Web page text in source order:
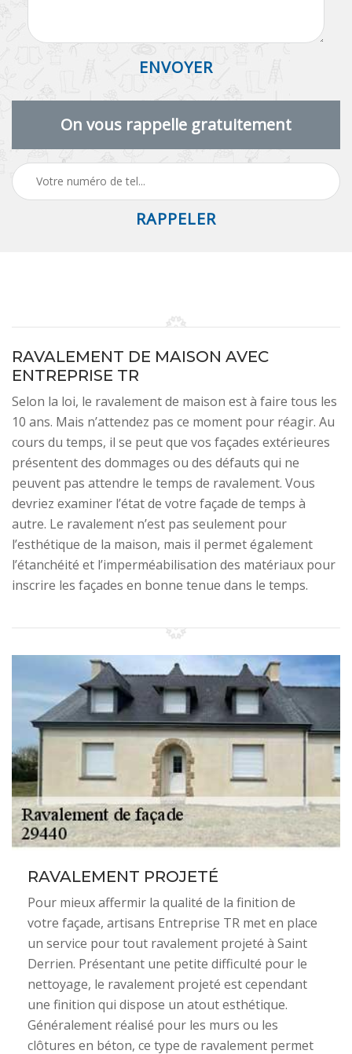
On vous rappelle gratuitement
RAVALEMENT DE MAISON AVEC
ENTREPRISE TR
Selon la loi, le ravalement de maison est à faire tous les
10 ans. Mais n’attendez pas ce moment pour réagir. Au
cours du temps, il se peut que vos façades extérieures
présentent des dommages ou des défauts qui ne
peuvent pas attendre le temps de ravalement. Vous
devriez examiner l’état de votre façade de temps à
autre. Le ravalement n’est pas seulement pour
l’esthétique de la maison, mais il permet également
l’étanchéité et l’imperméabilisation des matériaux pour
inscrire les façades en bonne tenue dans le temps.
RAVALEMENT PROJETÉ
Pour mieux affermir la qualité de la finition de
votre façade, artisans Entreprise TR met en place
un service pour tout ravalement projeté à Saint
Derrien. Présentant une petite difficulté pour le
nettoyage, le ravalement projeté est cependant
une finition qui dispose un atout esthétique.
Généralement réalisé pour les murs ou les
clôtures en béton, ce type de ravalement permet